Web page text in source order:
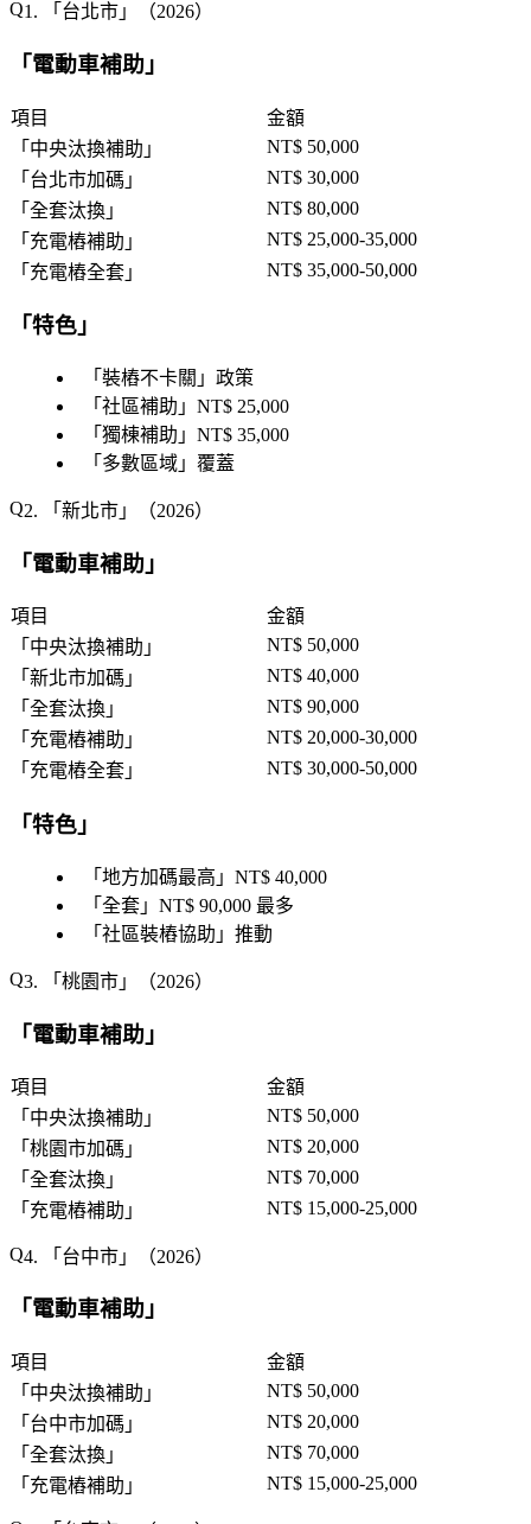
1. 「 台北市 」（2026）
「電動車補助 」
項目
金額
「 中央汰換補助 」
NT$ 50,000
「 台北市加碼 」
NT$ 30,000
「 全套汰換 」
NT$ 80,000
「 充電樁補助 」
NT$ 25,000-35,000
「 充電樁全套 」 NT$ 35,000-50,000
「特色 」
「 裝樁不卡關 」政策
「 社區補助 」NT$ 25,000
「 獨棟補助 」NT$ 35,000
「 多數區域 」覆蓋
2. 「 新北市 」（2026）
「電動車補助 」
項目
金額
「 中央汰換補助 」
NT$ 50,000
「 新北市加碼 」
NT$ 40,000
「 全套汰換 」
NT$ 90,000
「 充電樁補助 」
NT$ 20,000-30,000
「 充電樁全套 」 NT$ 30,000-50,000
「特色 」
「 地方加碼最高 」NT$ 40,000
「 全套 」NT$ 90,000 最多
「 社區裝樁協助 」推動
3. 「 桃園市 」（2026）
「電動車補助 」
項目
金額
「 中央汰換補助 」
NT$ 50,000
「 桃園市加碼 」
NT$ 20,000
「 全套汰換 」
NT$ 70,000
「 充電樁補助 」 NT$ 15,000-25,000
4. 「 台中市 」（2026）
「 電動車補助 」
項目
金額
「 中央汰換補助 」
NT$ 50,000
「 台中市加碼 」
NT$ 20,000
「 全套汰換 」
NT$ 70,000
「 充電樁補助 」 NT$ 15,000-25,000